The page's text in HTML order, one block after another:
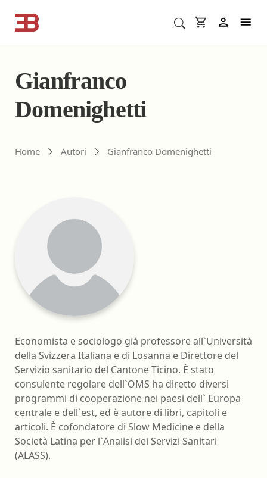
Cerca corsi ECM o altro
Gianfranco
Domenighetti
Home Autori Gianfranco Domenighetti
Economista e sociologo già professore all`Università
della Svizzera Italiana e di Losanna e Direttore del
Servizio sanitario del Cantone Ticino. È stato
consulente regolare dell`OMS ha diretto diversi
programmi di cooperazione nei paesi dell` Europa
centrale e dell`est, ed è autore di libri, capitoli e
articoli. È cofondatore di Slow Medicine e della
Società Latina per l`Analisi dei Servizi Sanitari
(ALASS).